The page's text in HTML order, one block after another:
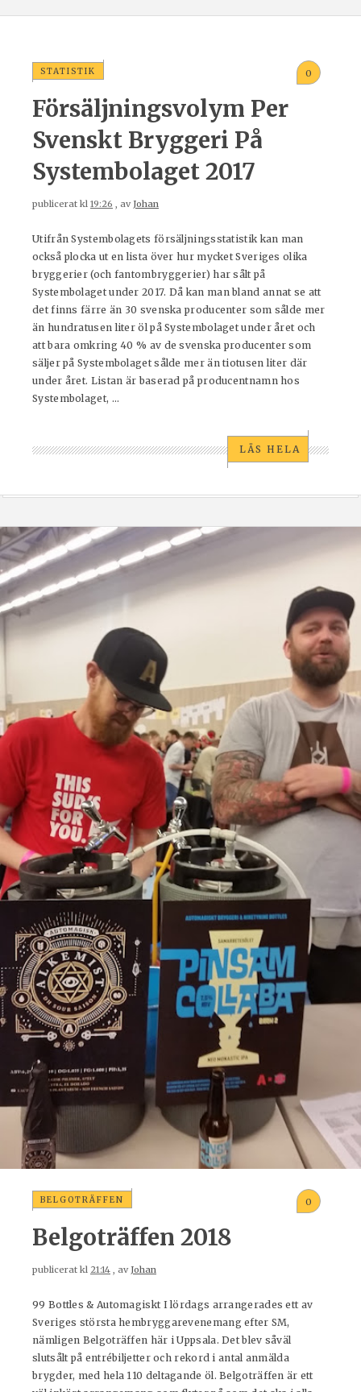
STATISTIK 0
Försäljningsvolym Per
Svenskt Bryggeri På
Systembolaget 2017
publicerat kl 19:26 , avJohan
Utifrån Systembolagets försäljningsstatistik kan man
också plocka ut en lista över hur mycket Sveriges olika
bryggerier (och fantombryggerier) har sålt på
Systembolaget under 2017. Då kan man bland annat se att
det finns färre än 30 svenska producenter som sålde mer
än hundratusen liter öl på Systembolaget under året och
att bara omkring 40 % av de svenska producenter som
säljer på Systembolaget sålde mer än tiotusen liter där
under året. Listan är baserad på producentnamn hos
Systembolaget, ...
LÄS HELA
BELGOTRÄFFEN 0
Belgoträffen 2018
publicerat kl 21:14 , avJohan
99 Bottles & Automagiskt I lördags arrangerades ett av
Sveriges största hembryggarevenemang efter SM,
nämligen Belgoträffen här i Uppsala. Det blev såväl
slutsålt på entrébiljetter och rekord i antal anmälda
brygder, med hela 110 deltagande öl. Belgoträffen är ett